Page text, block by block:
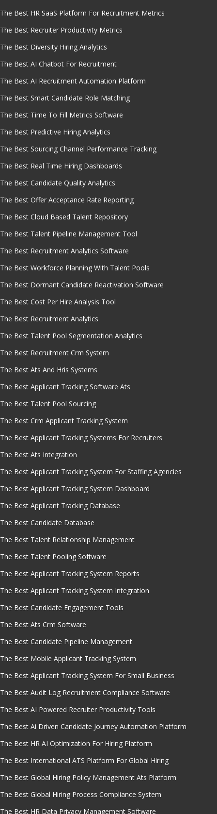
The Best HR SaaS Platform For Recruitment Metrics
The Best Recruiter Productivity Metrics
The Best Diversity Hiring Analytics
The Best AI Chatbot For Recruitment
The Best AI Recruitment Automation Platform
The Best Smart Candidate Role Matching
The Best Time To Fill Metrics Software
The Best Predictive Hiring Analytics
The Best Sourcing Channel Performance Tracking
The Best Real Time Hiring Dashboards
The Best Candidate Quality Analytics
The Best Offer Acceptance Rate Reporting
The Best Cloud Based Talent Repository
The Best Talent Pipeline Management Tool
The Best Recruitment Analytics Software
The Best Workforce Planning With Talent Pools
The Best Dormant Candidate Reactivation Software
The Best Cost Per Hire Analysis Tool
The Best Recruitment Analytics
The Best Talent Pool Segmentation Analytics
The Best Recruitment Crm System
The Best Ats And Hris Systems
The Best Applicant Tracking Software Ats
The Best Talent Pool Sourcing
The Best Crm Applicant Tracking System
The Best Applicant Tracking Systems For Recruiters
The Best Ats Integration
The Best Applicant Tracking System For Staffing Agencies
The Best Applicant Tracking System Dashboard
The Best Applicant Tracking Database
The Best Candidate Database
The Best Talent Relationship Management
The Best Talent Pooling Software
The Best Applicant Tracking System Reports
The Best Applicant Tracking System Integration
The Best Candidate Engagement Tools
The Best Ats Crm Software
The Best Candidate Pipeline Management
The Best Mobile Applicant Tracking System
The Best Applicant Tracking System For Small Business
The Best Audit Log Recruitment Compliance Software
The Best AI Powered Recruiter Productivity Tools
The Best Ai Driven Candidate Journey Automation Platform
The Best HR AI Optimization For Hiring Platform
The Best International ATS Platform For Global Hiring
The Best Global Hiring Policy Management Ats Platform
The Best Global Hiring Process Compliance System
The Best HR Data Privacy Management Software